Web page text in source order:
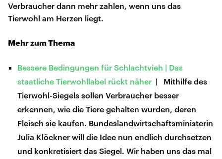
Verbraucher dann mehr zahlen, wenn uns das
Tierwohl am Herzen liegt.
Mehr zum Thema
Bessere Bedingungen für Schlachtvieh | Das
staatliche Tierwohllabel rückt näher | Mithilfe des
Tierwohl-Siegels sollen Verbraucher besser
erkennen, wie die Tiere gehalten wurden, deren
Fleisch sie kaufen. Bundeslandwirtschaftsministerin
Julia Klöckner will die Idee nun endlich durchsetzen
und konkretisiert das Siegel. Wir haben uns das mal